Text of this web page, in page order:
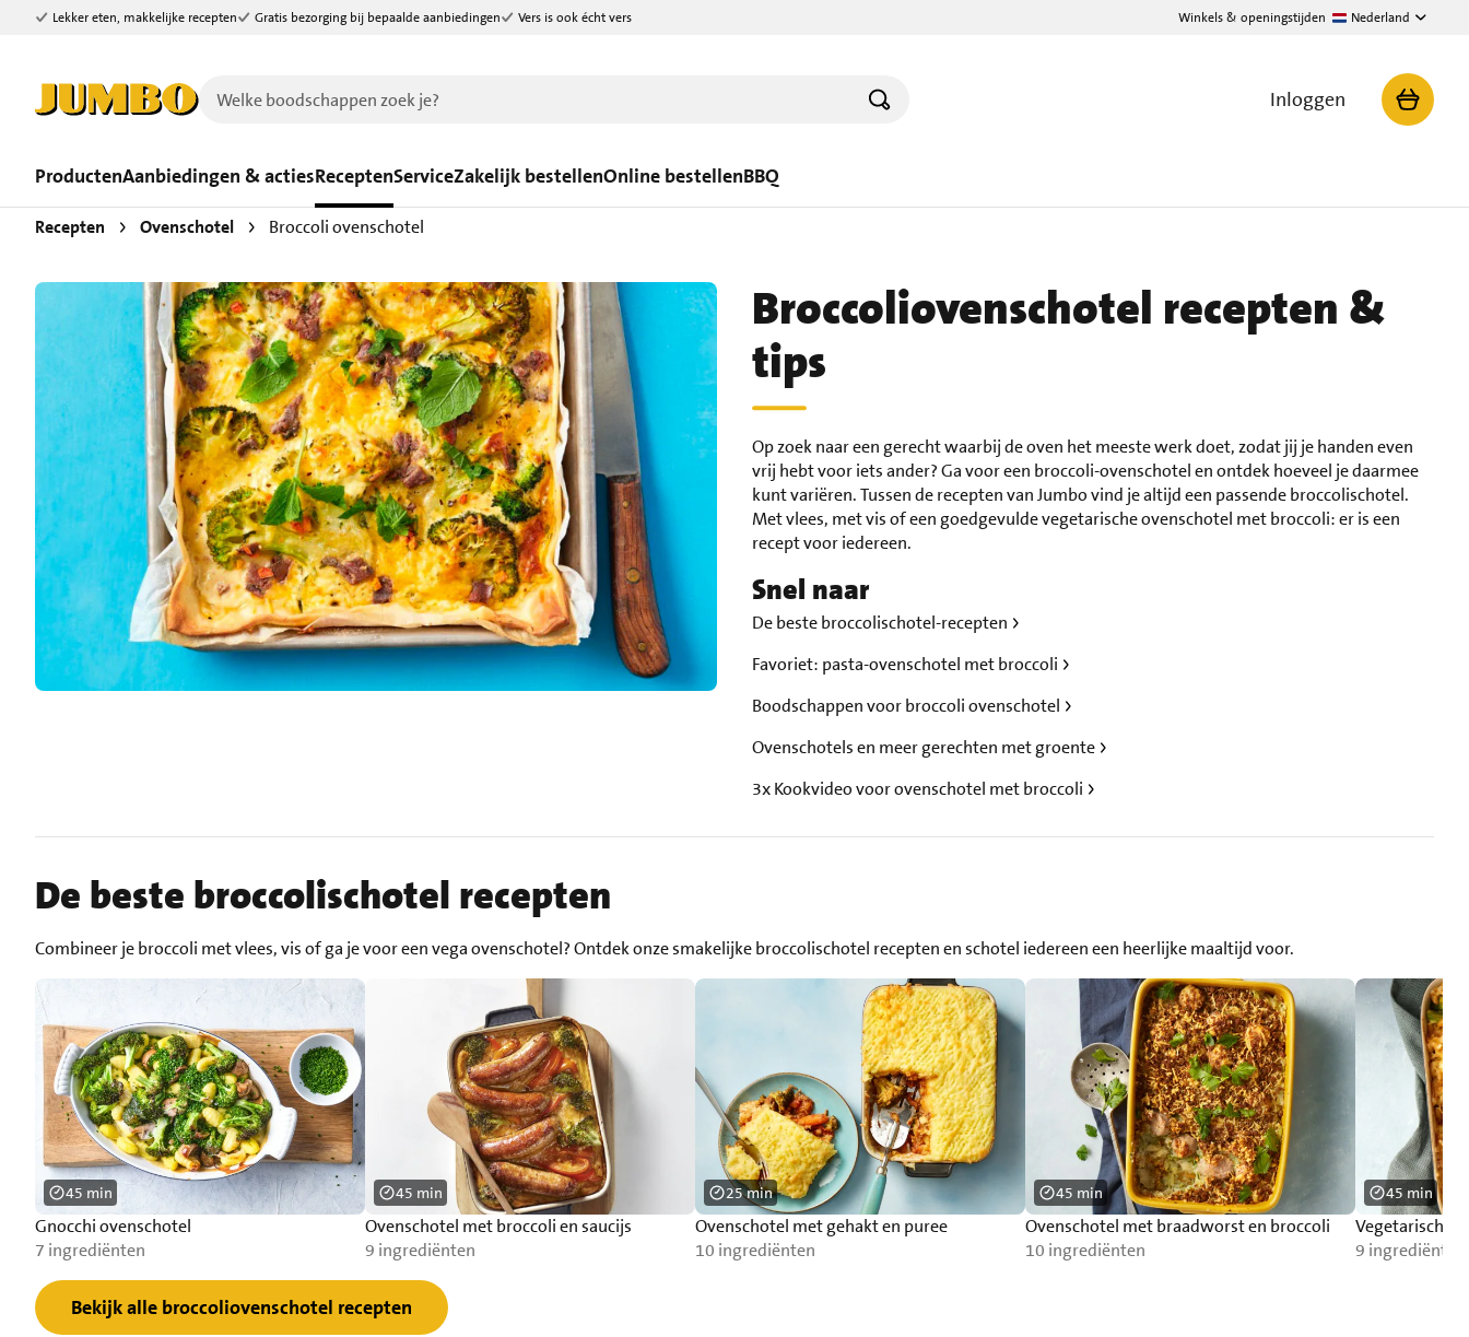
Ga naar zoeken
Ga naar hoofdinhoud
Lekker eten, makkelijke recepten Gratis bezorging bij bepaalde aanbiedingen Vers is ook écht vers Winkels & openingstijden Nederland
Inloggen
ProductenAanbiedingen & actiesReceptenServiceZakelijk bestellenOnline bestellenBBQ
Recepten Ovenschotel Broccoli ovenschotel
Broccoliovenschotel recepten &
tips
Op zoek naar een gerecht waarbij de oven het meeste werk doet, zodat jij je handen even
vrij hebt voor iets ander? Ga voor een broccoli-ovenschotel en ontdek hoeveel je daarmee
kunt variëren. Tussen de recepten van Jumbo vind je altijd een passende broccolischotel.
Met vlees, met vis of een goedgevulde vegetarische ovenschotel met broccoli: er is een
recept voor iedereen.
Snel naar
De beste broccolischotel-recepten
Favoriet: pasta-ovenschotel met broccoli
Boodschappen voor broccoli ovenschotel
Ovenschotels en meer gerechten met groente
3x Kookvideo voor ovenschotel met broccoli
De beste broccolischotel recepten
Combineer je broccoli met vlees, vis of ga je voor een vega ovenschotel? Ontdek onze smakelijke broccolischotel recepten en schotel iedereen een heerlijke maaltijd voor.
Gnocchi ovenschotel
7 ingrediënten
45 min
Ovenschotel met broccoli en saucijs
9 ingrediënten
45 min
Ovenschotel met gehakt en puree
10 ingrediënten
25 min
Ovenschotel met braadworst en broccoli
10 ingrediënten
45 min
Vegetarische
9 ingrediënten
45 min
Bekijk alle broccoliovenschotel recepten